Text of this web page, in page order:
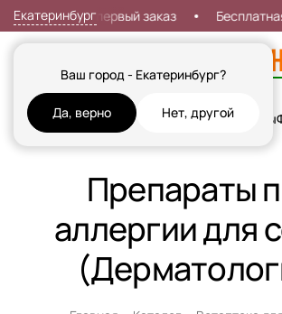
Екатеринбург
Ваш город - Екатеринбург?
Да, верно Нет, другой
Скидка 7% на первый заказ
Кошки СобакиРыбы Грызуны и Хорьки Птицы
Препараты
аллергии для